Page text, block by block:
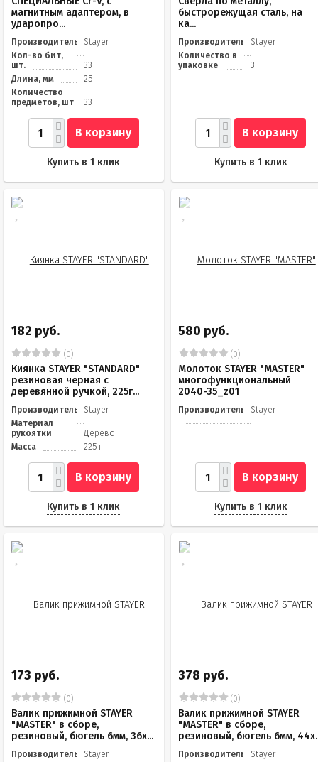
магнитным адаптером, в
ударопро...
Производитель
Stayer
Кол-во бит,
шт.
33
Длина, мм
25
Количество
предметов, шт
33
В корзину
Купить в 1 клик
быстрорежущая сталь, на
ка...
Производитель
Stayer
Количество в
упаковке
3
В корзину
Купить в 1 клик
182 руб.
(0)
Киянка STAYER "STANDARD"
резиновая черная с
деревянной ручкой, 225г...
Производитель
Stayer
Материал
рукоятки
Дерево
Масса
225 г
В корзину
Купить в 1 клик
580 руб.
(0)
Молоток STAYER "MASTER"
многофункциональный
2040-35_z01
Производитель Stayer
В корзину
Купить в 1 клик
173 руб.
(0)
Валик прижимной STAYER
"MASTER" в сборе,
резиновый, бюгель 6мм, 36x...
Производитель
Stayer
378 руб.
(0)
Валик прижимной STAYER
"MASTER" в сборе,
резиновый, бюгель 6мм,
Производитель
Stayer